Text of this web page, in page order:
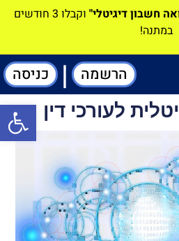
חשבון דיגיטלי"
וקבלו 3 חודשים
במתנה!
הרשמה | כניסה
לעורכי דין פתח